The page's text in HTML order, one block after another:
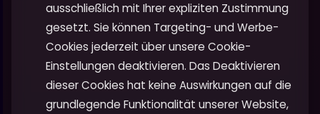
ausschließlich mit Ihrer expliziten Zustimmung
gesetzt. Sie können Targeting- und Werbe-
Cookies jederzeit über unsere Cookie-
Einstellungen deaktivieren. Das Deaktivieren
dieser Cookies hat keine Auswirkungen auf die
grundlegende Funktionalität unserer Website,